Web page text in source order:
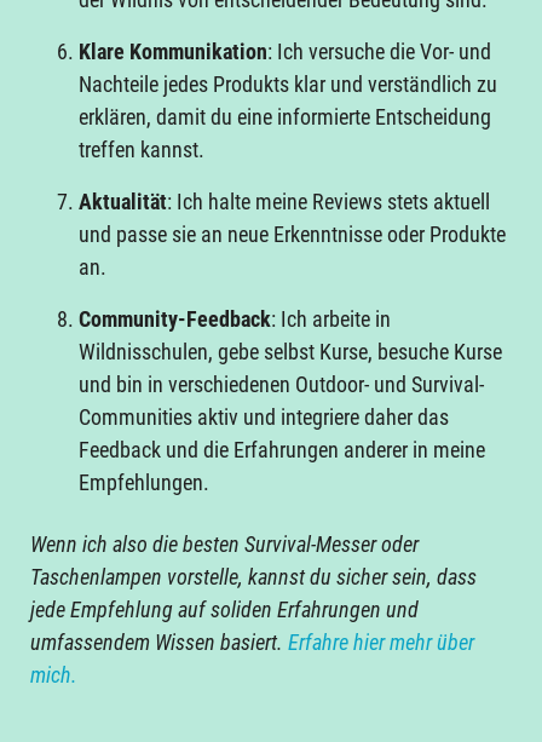
Klare Kommunikation: Ich versuche die Vor- und
Nachteile jedes Produkts klar und verständlich zu
erklären, damit du eine informierte Entscheidung
treffen kannst.
Aktualität: Ich halte meine Reviews stets aktuell
und passe sie an neue Erkenntnisse oder Produkte
an.
Community-Feedback: Ich arbeite in
Wildnisschulen, gebe selbst Kurse, besuche Kurse
und bin in verschiedenen Outdoor- und Survival-
Communities aktiv und integriere daher das
Feedback und die Erfahrungen anderer in meine
Empfehlungen.
Wenn ich also die besten Survival-Messer oder
Taschenlampen vorstelle, kannst du sicher sein, dass
jede Empfehlung auf soliden Erfahrungen und
umfassendem Wissen basiert. Erfahre hier mehr über
mich.